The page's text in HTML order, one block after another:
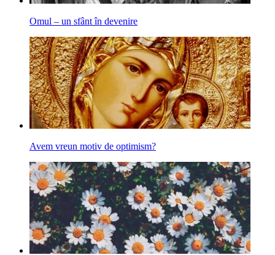
Omul – un sfânt în devenire
Avem vreun motiv de optimism?